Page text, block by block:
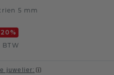
5 mm
%
BTW
juwelier: